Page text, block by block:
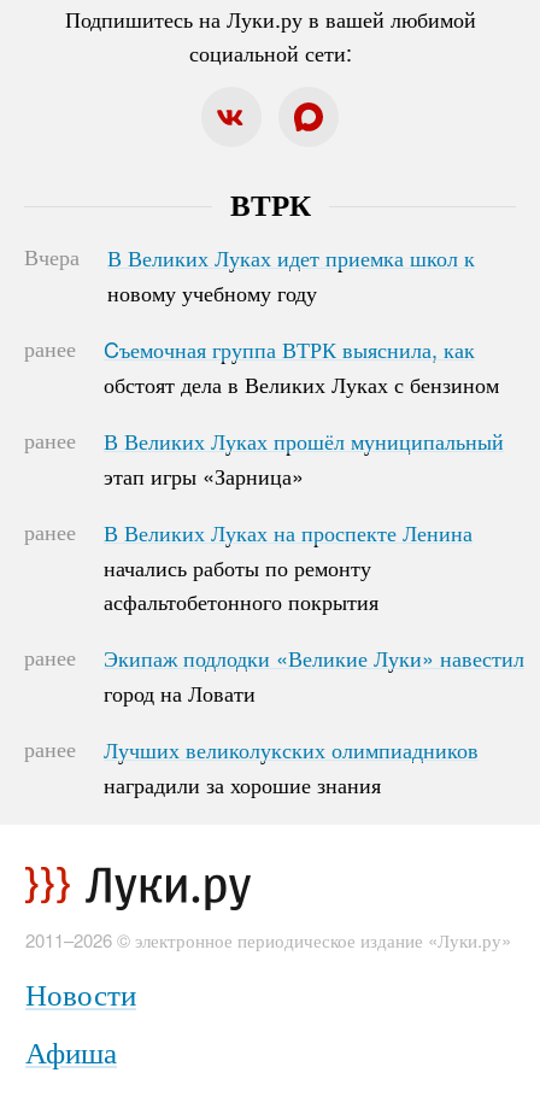
Подпишитесь на Луки.ру в вашей любимой
социальной сети:
ВТРК
Вчера
В Великих Луках идет приемка школ к
новому учебному году
В Великих Луках идет приемка школ к
новому учебному году
ранее
Cъемочная группа ВТРК выяснила, как
обстоят дела в Великих Луках с бензином
Cъемочная группа ВТРК выяснила, как
обстоят дела в Великих Луках с бензином
ранее
В Великих Луках прошёл муниципальный
этап игры «Зарница»
В Великих Луках прошёл муниципальный
этап игры «Зарница»
ранее
В Великих Луках на проспекте Ленина
начались работы по ремонту
асфальтобетонного покрытия
В Великих Луках на проспекте Ленина
начались работы по ремонту
асфальтобетонного покрытия
ранее
Экипаж подлодки «Великие Луки» навестил
город на Ловати
Экипаж подлодки «Великие Луки» навестил
город на Ловати
ранее
Лучших великолукских олимпиадников
наградили за хорошие знания
Лучших великолукских олимпиадников
наградили за хорошие знания
2011–2026 © электронное периодическое издание «Луки.ру»
Новости
Афиша